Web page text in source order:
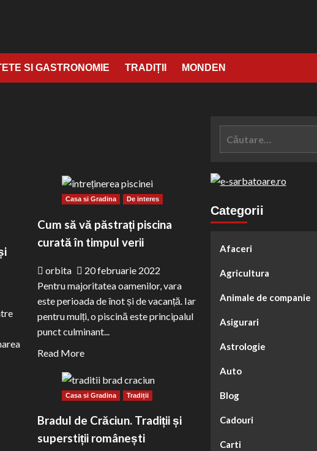
SI GASTRONOMIE TRADIȚII MONDEN
Casa si Gradina De interes
Cum să vă păstrați piscina
curată în timpul verii
orbita
20 februarie 2022
Pentru majoritatea oamenilor, vara
este perioada de înot și de vacanță. Iar
pentru mulți, o piscină este principalul
punct culminant...
Read MoreRead
about
Cum
să
păstrați
Casa si Gradina Tradiții
Bradul de Crăciun. Tradiții și
superstiții românești
Caută
Categorii
Afaceri
Agricultura
Animale de companie
Asigurari
Astrologie
Auto
Blog
Cadouri
Carti